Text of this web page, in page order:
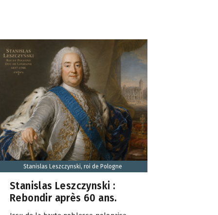
Stanislas Leszczynski, roi de Pologne
Stanislas Leszczynski :
Rebondir après 60 ans.